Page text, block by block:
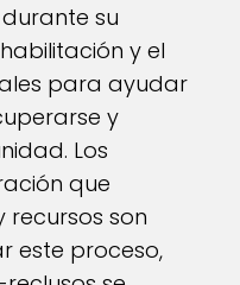
su
y el
para ayudar
y
Los
que
recursos son
este proceso,